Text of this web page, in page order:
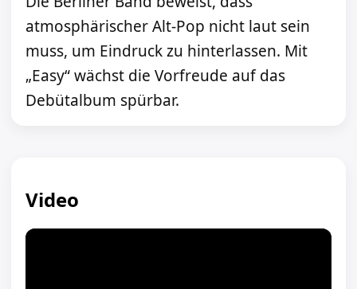
atmosphärischer Alt-Pop nicht laut sein
muss, um Eindruck zu hinterlassen. Mit
„Easy“ wächst die Vorfreude auf das
Debütalbum spürbar.
Video